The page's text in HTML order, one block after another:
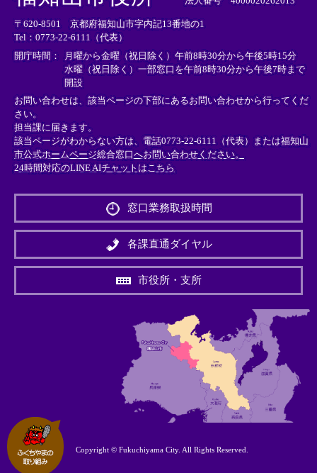
リ
ン
ク
＞
リ
ン
ク
＞
ン
ク
＞
〒620-8501 京都府福知山市字内記13番地の1
Tel：0773-22-6111（代表）
開庁時間：
月曜から金曜（祝日除く）午前8時30分から午後5時15分
水曜（祝日除く）一部窓口を午前8時30分から午後7時まで
開設
お問い合わせは、該当ページの下部にあるお問い合わせから行ってくだ
さい。
担当課に届きます。
該当ページがわからない方は、電話0773-22-6111（代表）または福知山
市公式ホームページ総合窓口へお問い合わせください。
24時間対応のLINE AIチャットはこちら
外
リ
ン
＞
窓口業務取扱時間
各課直通ダイヤル
市役所・支所
Copyright © Fukuchiyama City. All Rights Reserved.